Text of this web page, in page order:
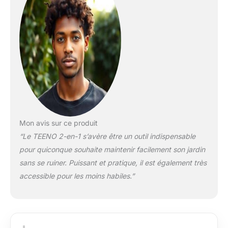
POLYVALENCE 2-
EN-1：Le taille-haie
télescopique TEENO
offre la flexibilité de
combiner des
perches extensibles
de 3 à 4 sections
pour s'adapter à vos
besoins. Le taille-haie
hauteur, tandis que la
perche extensible
peut être utilisée pour
atteindre des zones
difficiles d'accès en
Mon avis sur ce produit
“Le TEENO 2-en-1 s’avère être un outil indispensable
pour quiconque souhaite maintenir facilement son jardin
sans se ruiner. Puissant et pratique, il est également très
accessible pour les moins habiles.”